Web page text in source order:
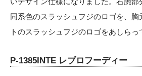
同系色のスラッシュフジのロゴを、胸
トのスラッシュフジのロゴをあしらっ
P-1385INTE レブロフーディー